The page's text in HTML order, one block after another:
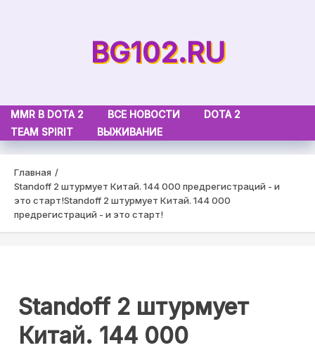
BG102.RU
MMR В DOTA 2 ВСЕ НОВОСТИ
DOTA 2
TEAM SPIRIT
ВЫЖИВАНИЕ
Главная
Standoff 2 штурмует Китай. 144 000 предрегистраций - и
это старт!Standoff 2 штурмует Китай. 144 000
предрегистраций - и это старт!
Standoff 2 штурмует
Китай. 144 000